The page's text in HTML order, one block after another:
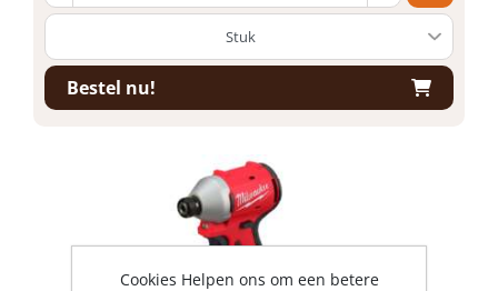
Bestel nu!
Cookies Helpen ons om een betere